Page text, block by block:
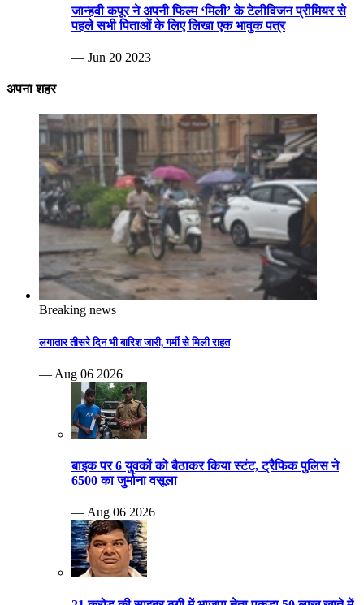
जान्हवी कपूर ने अपनी फिल्म ‘मिली’ के टेलीविजन प्रीमियर से
पहले सभी पिताओं के लिए लिखा एक भावुक पत्र
— Jun 20 2023
अपना शहर
Breaking news
लगातार तीसरे दिन भी बारिश जारी, गर्मी से मिली राहत
— Aug 06 2026
बाइक पर 6 युवकों को बैठाकर किया स्टंट, ट्रैफिक पुलिस ने
6500 का जुर्माना वसूला
— Aug 06 2026